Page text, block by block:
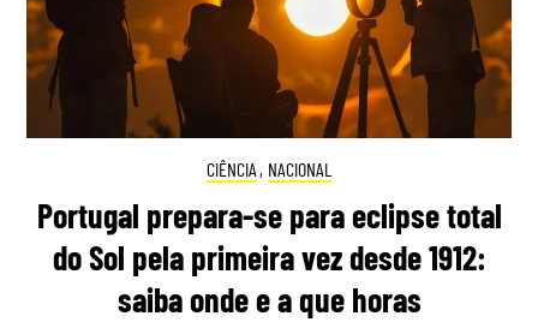
CIÊNCIA , NACIONAL
Portugal prepara-se para eclipse total
do Sol pela primeira vez desde 1912:
saiba onde e a que horas